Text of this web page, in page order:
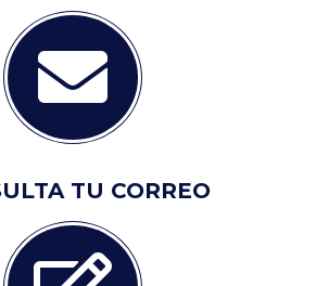
TU CORREO